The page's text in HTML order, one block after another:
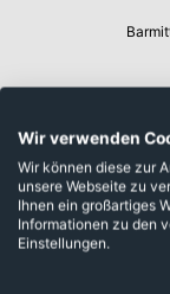
Wir verwenden
Wir können diese zur
unsere Webseite zu
Ihnen ein großartiges
Informationen zu den
Einstellungen.